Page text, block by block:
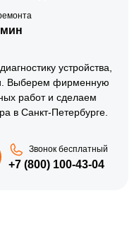
устройства,
Выберем фирменную
работ и сделаем
в Санкт-Петербурге.
Звонок бесплатный
+7 (800) 100-43-04